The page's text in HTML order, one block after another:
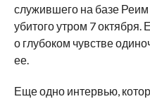
служившего на базе
убитого утром 7 октября.
о глубоком чувстве
ее.
Еще одно интервью,